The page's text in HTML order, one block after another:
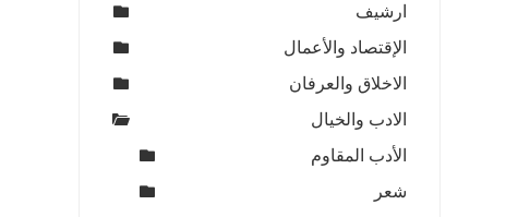
ارشيف
الإقتصاد والأعمال
الاخلاق والعرفان
الادب والخيال
الأدب المقاوم
شعر